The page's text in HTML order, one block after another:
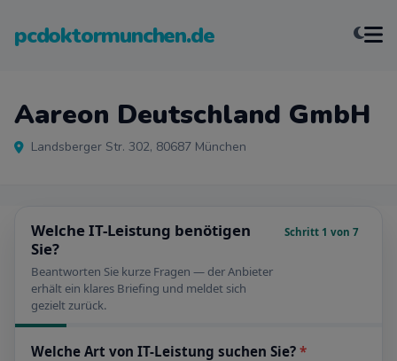
pcdoktormunchen.de
Aareon Deutschland GmbH
Landsberger Str. 302, 80687 München
Welche IT-Leistung benötigen
Sie?
Beantworten Sie kurze Fragen — der Anbieter
erhält ein klares Briefing und meldet sich
gezielt zurück.
Schritt 1 von 7
Welche Art von IT-Leistung suchen Sie? *